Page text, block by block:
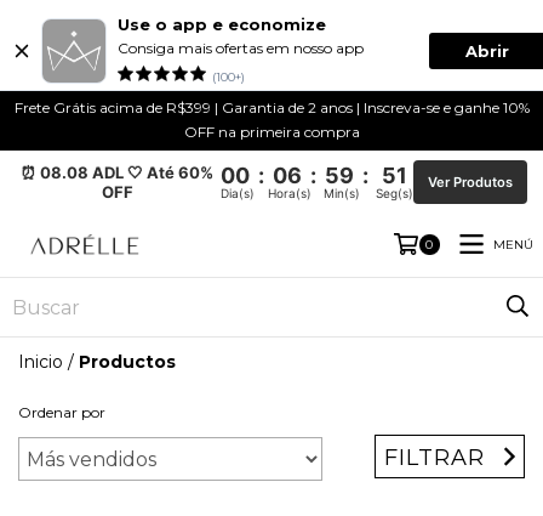
Use o app e economize
Consiga mais ofertas em nosso app
(100+)
Abrir
Frete Grátis acima de R$399 | Garantia de 2 anos | Inscreva-se e ganhe 10%
OFF na primeira compra
⏰ 08.08 ADL 🤍 Até 60%
OFF
00 : 06 : 59 : 50
Dia(s) Hora(s) Min(s) Seg(s)
Ver Produtos
0 MENÚ
Inicio / Productos
Ordenar por
FILTRAR